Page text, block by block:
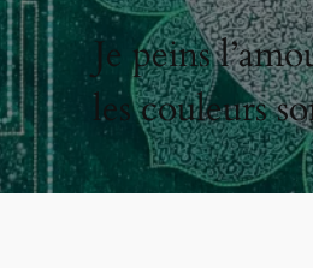
Je peins
les couleurs